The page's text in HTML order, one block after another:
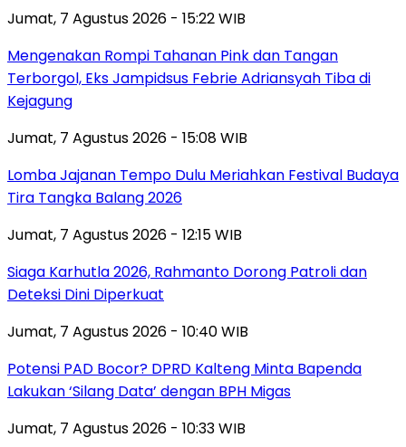
Jumat, 7 Agustus 2026 - 15:22 WIB
Mengenakan Rompi Tahanan Pink dan Tangan
Terborgol, Eks Jampidsus Febrie Adriansyah Tiba di
Kejagung
Jumat, 7 Agustus 2026 - 15:08 WIB
Lomba Jajanan Tempo Dulu Meriahkan Festival Budaya
Tira Tangka Balang 2026
Jumat, 7 Agustus 2026 - 12:15 WIB
Siaga Karhutla 2026, Rahmanto Dorong Patroli dan
Deteksi Dini Diperkuat
Jumat, 7 Agustus 2026 - 10:40 WIB
Potensi PAD Bocor? DPRD Kalteng Minta Bapenda
Lakukan ‘Silang Data’ dengan BPH Migas
Jumat, 7 Agustus 2026 - 10:33 WIB